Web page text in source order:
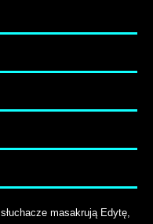
masakrują Edytę,